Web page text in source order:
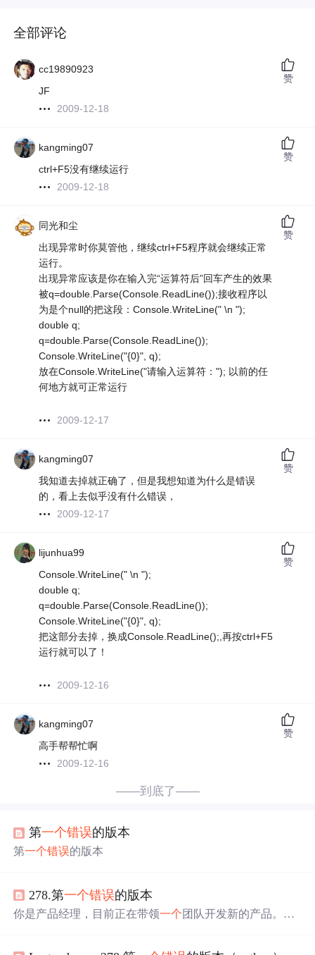
全部评论
cc19890923
JF
2009-12-18
赞
kangming07
ctrl+F5没有继续运行
2009-12-18
赞
同光和尘
出现异常时你莫管他，继续ctrl+F5程序就会继续正常
运行。
出现异常应该是你在输入完“运算符后”回车产生的效果
被q=double.Parse(Console.ReadLine());接收程序以
为是个null的把这段：Console.WriteLine(" \n ");
double q;
q=double.Parse(Console.ReadLine());
Console.WriteLine("{0}", q);
放在Console.WriteLine("请输入运算符："); 以前的任
何地方就可正常运行
2009-12-17
赞
kangming07
我知道去掉就正确了，但是我想知道为什么是错误
的，看上去似乎没有什么错误，
2009-12-17
赞
lijunhua99
Console.WriteLine(" \n ");
double q;
q=double.Parse(Console.ReadLine());
Console.WriteLine("{0}", q);
把这部分去掉，换成Console.ReadLine();,再按ctrl+F5
运行就可以了！
2009-12-16
赞
kangming07
高手帮帮忙啊
2009-12-16
赞
——到底了——
第一个错误的版本
第一个错误的版本
278.第一个错误的版本
你是产品经理，目前正在带领一个团队开发新的产品。不